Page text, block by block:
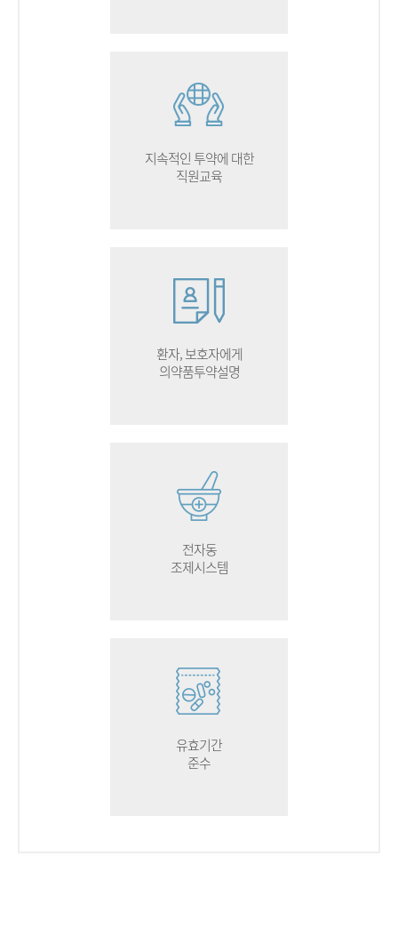
지속적인 투약에 대한
직원교육
환자, 보호자에게
의약품투약설명
전자동
조제시스템
유효기간
준수